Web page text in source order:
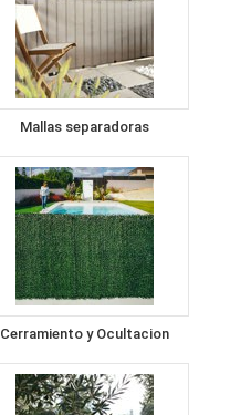
Mallas separadoras
Cerramiento y Ocultacion